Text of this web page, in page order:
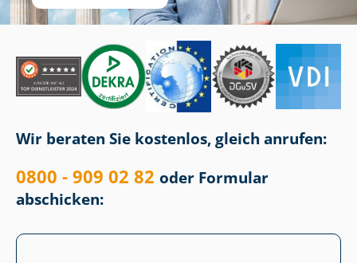
Wir beraten Sie kostenlos, gleich anrufen:
0800 - 909 02 82 oder Formular
abschicken: